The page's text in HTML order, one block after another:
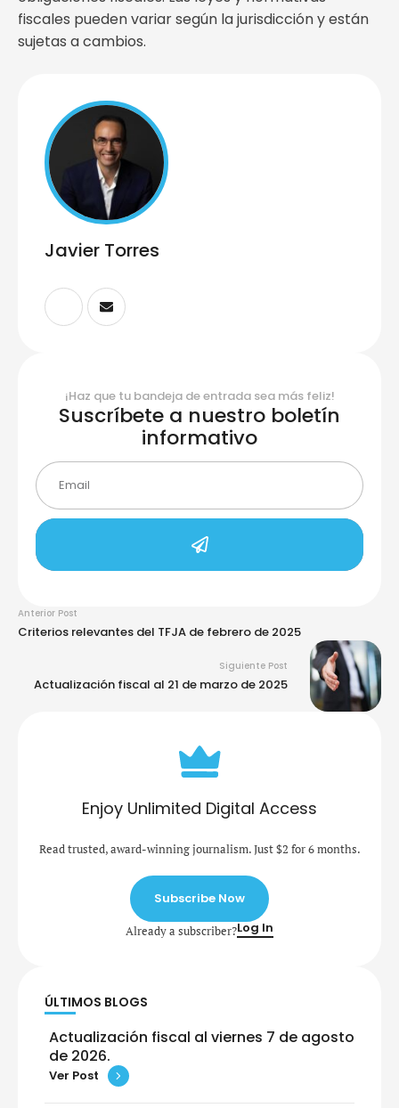
fiscales pueden variar según la jurisdicción y están
sujetas a cambios.
Javier Torres
¡Haz que tu bandeja de entrada sea más feliz!
Suscríbete a nuestro boletín
informativo
Anterior Post
Criterios relevantes del TFJA de febrero de 2025
Siguiente Post
Actualización fiscal al 21 de marzo de 2025
Enjoy Unlimited Digital Access
Read trusted, award-winning journalism. Just $2 for 6 months.
Subscribe Now
Already a subscriber?Log In
ÚLTIMOS BLOGS
Actualización fiscal al viernes 7 de agosto
de 2026.
Ver Post